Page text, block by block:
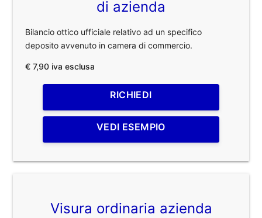
di azienda
Bilancio ottico ufficiale relativo ad un specifico
deposito avvenuto in camera di commercio.
€ 7,90 iva esclusa
RICHIEDI
VEDI ESEMPIO
Visura ordinaria azienda